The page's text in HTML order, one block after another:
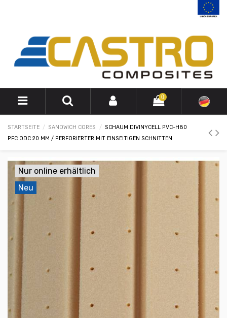
0
STARTSEITE SANDWICH CORES
SCHAUM DIVINYCELL PVC-H80
PFC ODC 20 MM / PERFORIERTER MIT EINSEITIGEN SCHNITTEN
Nur online erhältlich
Neu